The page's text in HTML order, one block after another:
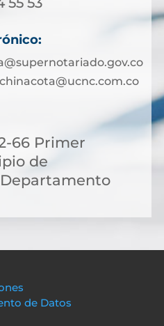
66 Primer
de
de Datos